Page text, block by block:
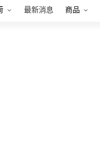
最新消息 商品